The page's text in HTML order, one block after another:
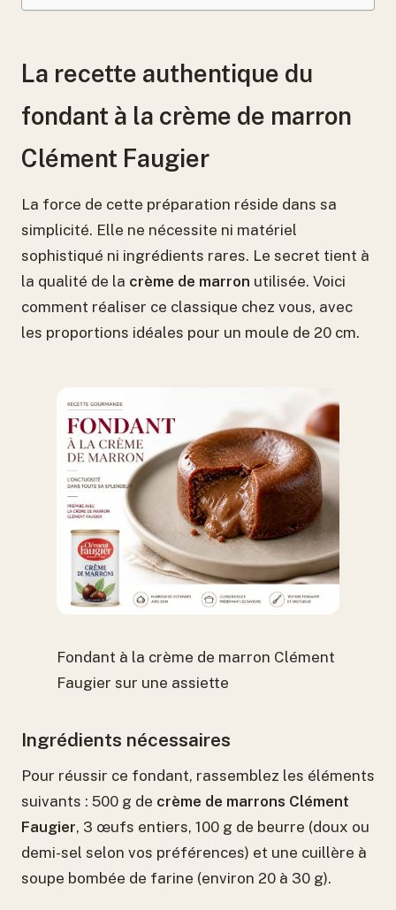
La recette authentique du
fondant à la crème de marron
Clément Faugier
La force de cette préparation réside dans sa
simplicité. Elle ne nécessite ni matériel
sophistiqué ni ingrédients rares. Le secret tient à
la qualité de la crème de marron utilisée. Voici
comment réaliser ce classique chez vous, avec
les proportions idéales pour un moule de 20 cm.
Fondant à la crème de marron Clément
Faugier sur une assiette
Ingrédients nécessaires
Pour réussir ce fondant, rassemblez les éléments
suivants : 500 g de crème de marrons Clément
Faugier, 3 œufs entiers, 100 g de beurre (doux ou
demi-sel selon vos préférences) et une cuillère à
soupe bombée de farine (environ 20 à 30 g).